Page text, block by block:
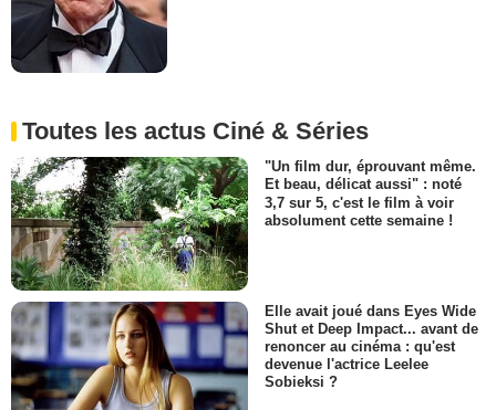
Toutes les actus Ciné & Séries
"Un film dur, éprouvant même.
Et beau, délicat aussi" : noté
3,7 sur 5, c'est le film à voir
absolument cette semaine !
Elle avait joué dans Eyes Wide
Shut et Deep Impact... avant de
renoncer au cinéma : qu'est
devenue l'actrice Leelee
Sobieksi ?